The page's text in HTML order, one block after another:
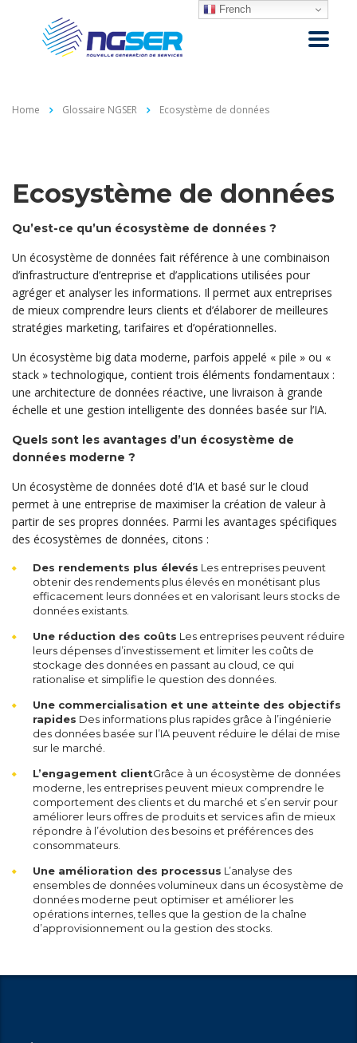
Home Glossaire NGSER Ecosystème de données
Ecosystème de données
Qu’est-ce qu’un écosystème de données ?
Un écosystème de données fait référence à une combinaison
d’infrastructure d’entreprise et d’applications utilisées pour
agréger et analyser les informations. Il permet aux entreprises
de mieux comprendre leurs clients et d’élaborer de meilleures
stratégies marketing, tarifaires et d’opérationnelles.
Un écosystème big data moderne, parfois appelé « pile » ou «
stack » technologique, contient trois éléments fondamentaux :
une architecture de données réactive, une livraison à grande
échelle et une gestion intelligente des données basée sur l’IA.
Quels sont les avantages d’un écosystème de
données moderne ?
Un écosystème de données doté d’IA et basé sur le cloud
permet à une entreprise de maximiser la création de valeur à
partir de ses propres données. Parmi les avantages spécifiques
des écosystèmes de données, citons :
Des rendements plus élevés Les entreprises peuvent
obtenir des rendements plus élevés en monétisant plus
efficacement leurs données et en valorisant leurs stocks de
données existants.
Une réduction des coûts Les entreprises peuvent réduire
leurs dépenses d’investissement et limiter les coûts de
stockage des données en passant au cloud, ce qui
rationalise et simplifie le question des données.
Une commercialisation et une atteinte des objectifs
rapides Des informations plus rapides grâce à l’ingénierie
des données basée sur l’IA peuvent réduire le délai de mise
sur le marché.
L’engagement clientGrâce à un écosystème de données
moderne, les entreprises peuvent mieux comprendre le
comportement des clients et du marché et s’en servir pour
améliorer leurs offres de produits et services afin de mieux
répondre à l’évolution des besoins et préférences des
consommateurs.
Une amélioration des processus L’analyse des
ensembles de données volumineux dans un écosystème de
données moderne peut optimiser et améliorer les
opérations internes, telles que la gestion de la chaîne
d’approvisionnement ou la gestion des stocks.
French